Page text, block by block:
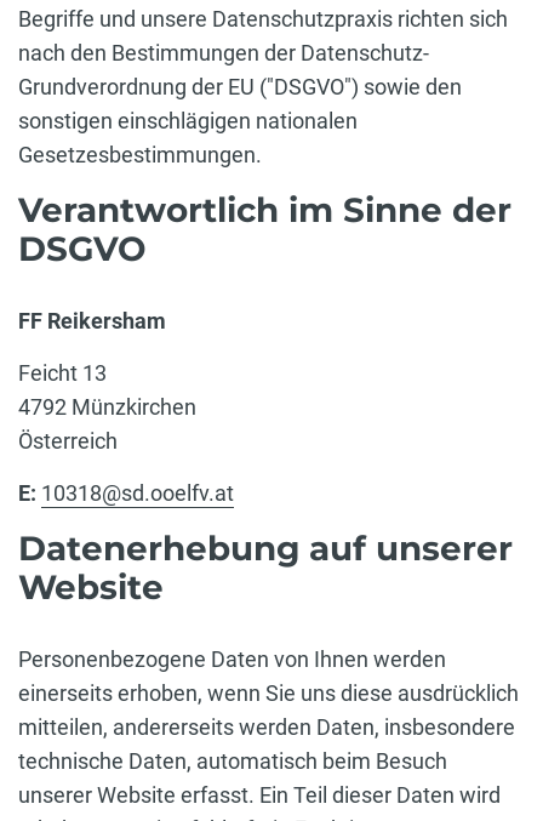
Begriffe und unsere Datenschutzpraxis richten sich
nach den Bestimmungen der Datenschutz-
Grundverordnung der EU ("DSGVO") sowie den
sonstigen einschlägigen nationalen
Gesetzesbestimmungen.
Verantwortlich im Sinne der
DSGVO
FF Reikersham
Feicht 13
4792 Münzkirchen
Österreich
E: 10318@sd.ooelfv.at
Datenerhebung auf unserer
Website
Personenbezogene Daten von Ihnen werden
einerseits erhoben, wenn Sie uns diese ausdrücklich
mitteilen, andererseits werden Daten, insbesondere
technische Daten, automatisch beim Besuch
unserer Website erfasst. Ein Teil dieser Daten wird